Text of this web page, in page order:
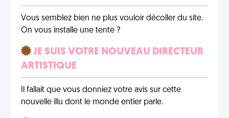
Vous semblez bien ne plus vouloir décoller du site.
On vous installe une tente ?
JE SUIS VOTRE NOUVEAU DIRECTEUR
ARTISTIQUE
Il fallait que vous donniez votre avis sur cette
nouvelle illu dont le monde entier parle.